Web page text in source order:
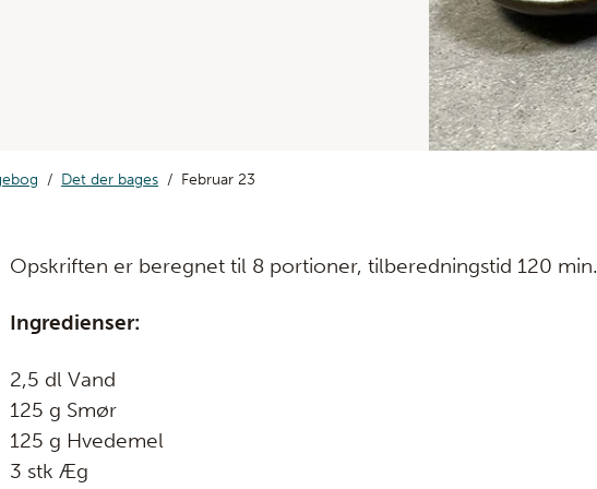
Det der bages Februar 23
Opskriften er beregnet til 8 portioner, tilberedningstid 120 min.
Ingredienser:
2,5 dl Vand
125 g Smør
125 g Hvedemel
3 stk Æg